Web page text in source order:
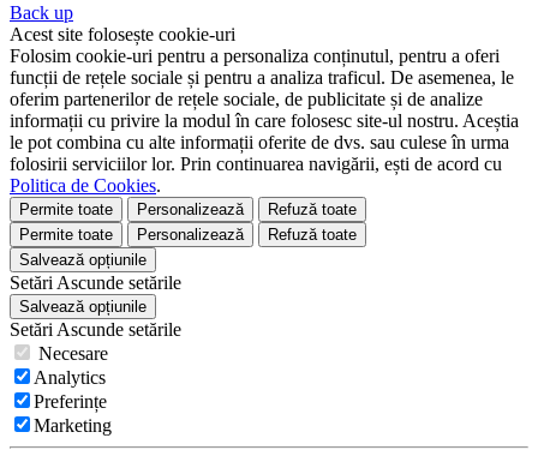
Back up
Acest site folosește cookie-uri
Folosim cookie-uri pentru a personaliza conținutul, pentru a oferi
funcții de rețele sociale și pentru a analiza traficul. De asemenea, le
oferim partenerilor de rețele sociale, de publicitate și de analize
informații cu privire la modul în care folosesc site-ul nostru. Aceștia
le pot combina cu alte informații oferite de dvs. sau culese în urma
folosirii serviciilor lor. Prin continuarea navigării, ești de acord cu
Politica de Cookies.
Permite toate Personalizează
Refuză toate
Permite toate
Personalizează
Refuză toate
Salvează opțiunile
Setări Ascunde setările
Salvează opțiunile
Setări Ascunde setările
Necesare
Analytics
Preferințe
Marketing